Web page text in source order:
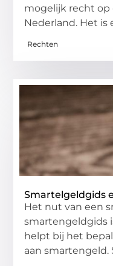
mogelijk recht op
Nederland. Het is
Rechten
Smartelgeldgids
Het nut van een
smartengeldgids
helpt bij het
aan smartengeld.